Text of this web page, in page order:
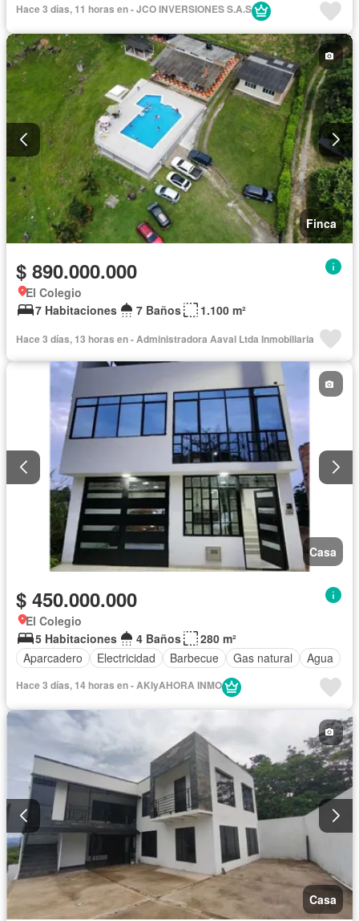
Hace 3 días, 11 horas en - JCO INVERSIONES S.A.S
Finca
$ 890.000.000
El Colegio
7 Habitaciones
7 Baños 1.100 m²
Hace 3 días, 13 horas en - Administradora Aaval Ltda Inmobiliaria
Casa
$ 450.000.000
El Colegio
5 Habitaciones
4 Baños
280 m²
Aparcadero
Electricidad Barbecue Gas natural Agua
Hace 3 días, 14 horas en - AKIyAHORA INMO
Casa